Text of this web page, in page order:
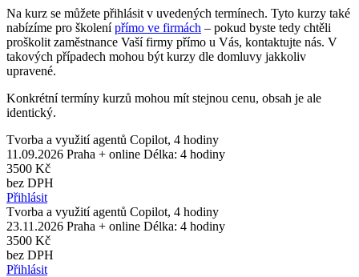
Na kurz se můžete přihlásit v uvedených termínech. Tyto kurzy také
nabízíme pro školenípřímo ve firmách – pokud byste tedy chtěli
proškolit zaměstnance Vaší firmy přímo u Vás, kontaktujte nás. V
takových případech mohou být kurzy dle domluvy jakkoliv
upravené.
Konkrétní termíny kurzů mohou mít stejnou cenu, obsah je ale
identický.
Tvorba a využití agentů Copilot, 4 hodiny
11.09.2026 Praha + online Délka: 4 hodiny
3500 Kč
bez DPH
Přihlásit
Tvorba a využití agentů Copilot, 4 hodiny
23.11.2026 Praha + online Délka: 4 hodiny
3500 Kč
bez DPH
Přihlásit